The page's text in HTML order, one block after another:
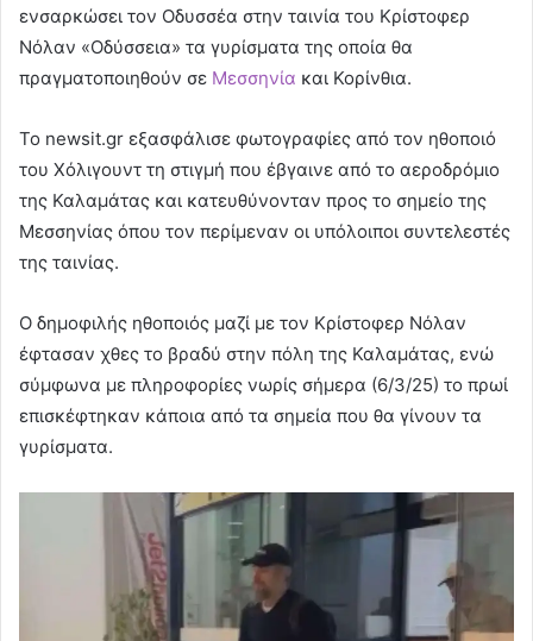
ενσαρκώσει τον Οδυσσέα στην ταινία του Κρίστοφερ
Νόλαν «Οδύσσεια» τα γυρίσματα της οποία θα
πραγματοποιηθούν σε Μεσσηνία και Κορίνθια.
Το newsit.gr εξασφάλισε φωτογραφίες από τον ηθοποιό
του Χόλιγουντ τη στιγμή που έβγαινε από το αεροδρόμιο
της Καλαμάτας και κατευθύνονταν προς το σημείο της
Μεσσηνίας όπου τον περίμεναν οι υπόλοιποι συντελεστές
της ταινίας.
Ο δημοφιλής ηθοποιός μαζί με τον Κρίστοφερ Νόλαν
έφτασαν χθες το βραδύ στην πόλη της Καλαμάτας, ενώ
σύμφωνα με πληροφορίες νωρίς σήμερα (6/3/25) το πρωί
επισκέφτηκαν κάποια από τα σημεία που θα γίνουν τα
γυρίσματα.